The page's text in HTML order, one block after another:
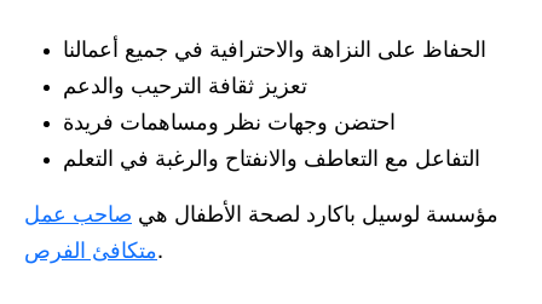
الحفاظ على النزاهة والاحترافية في جميع أعمالنا
تعزيز ثقافة الترحيب والدعم
احتضن وجهات نظر ومساهمات فريدة
التفاعل مع التعاطف والانفتاح والرغبة في التعلم
مؤسسة لوسيل باكارد لصحة الأطفال هي صاحب عمل
متكافئ الفرص.